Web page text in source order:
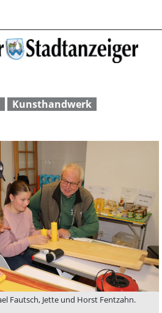
Kerzenrollen |
Kunsthandwerk
Fautsch, Jette und Horst Fentzahn.